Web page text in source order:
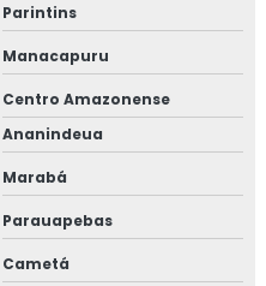
Parintins
Manacapuru
Centro Amazonense
Ananindeua
Marabá
Parauapebas
Cametá